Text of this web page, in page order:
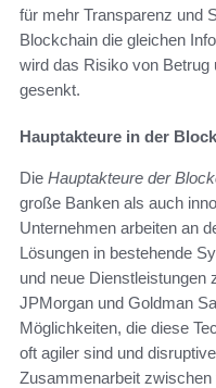
für mehr Transparenz und
Blockchain die gleichen
wird das Risiko von Betrug
gesenkt.
Hauptakteure in der
Die Hauptakteure der
große Banken als auch
Unternehmen arbeiten an
Lösungen in bestehende
und neue
JPMorgan und Goldman
Möglichkeiten, die diese
oft agiler sind und
Zusammenarbeit zwischen